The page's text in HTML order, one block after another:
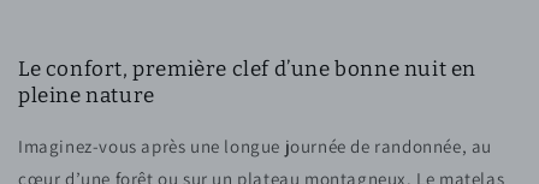
Le confort, première clef d’une bonne nuit en
pleine nature
Imaginez-vous après une longue journée de randonnée, au
cœur d’une forêt ou sur un plateau montagneux. Le matelas